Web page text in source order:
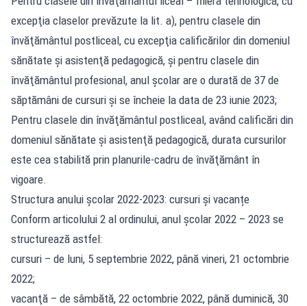
excepţia claselor prevăzute la lit. a), pentru clasele din
învăţământul postliceal, cu excepţia calificărilor din domeniul
sănătate şi asistenţă pedagogică, şi pentru clasele din
învăţământul profesional, anul şcolar are o durată de 37 de
săptămâni de cursuri şi se încheie la data de 23 iunie 2023;
Pentru clasele din învăţământul postliceal, având calificări din
domeniul sănătate şi asistenţă pedagogică, durata cursurilor
este cea stabilită prin planurile-cadru de învăţământ în
vigoare.
Structura anului școlar 2022-2023: cursuri și vacanțe
Conform articolului 2 al ordinului, anul şcolar 2022 – 2023 se
structurează astfel:
cursuri – de luni, 5 septembrie 2022, până vineri, 21 octombrie
2022;
vacanţă – de sâmbătă, 22 octombrie 2022, până duminică, 30